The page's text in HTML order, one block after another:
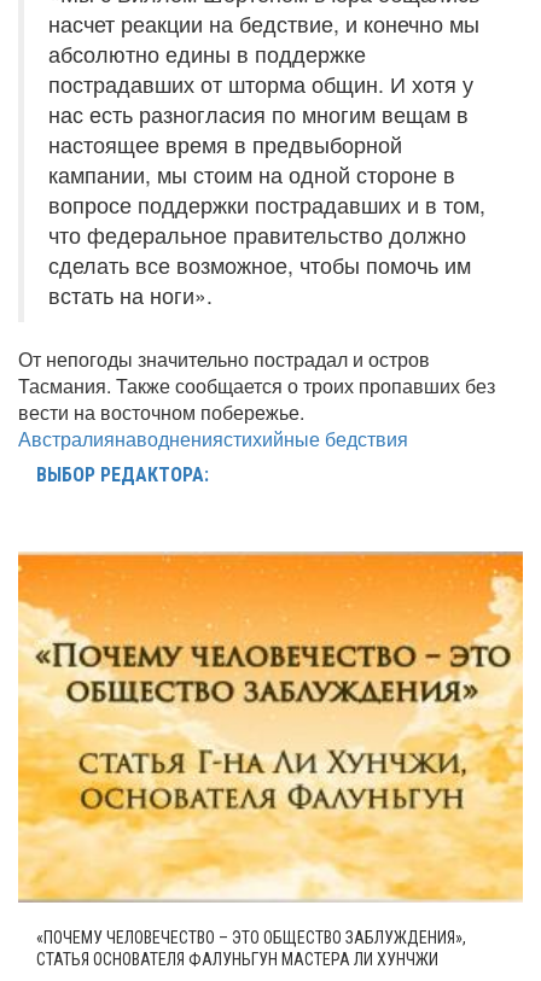
насчет реакции на бедствие, и конечно мы
абсолютно едины в поддержке
пострадавших от шторма общин. И хотя у
нас есть разногласия по многим вещам в
настоящее время в предвыборной
кампании, мы стоим на одной стороне в
вопросе поддержки пострадавших и в том,
что федеральное правительство должно
сделать все возможное, чтобы помочь им
встать на ноги».
От непогоды значительно пострадал и остров
Тасмания. Также сообщается о троих пропавших без
вести на восточном побережье.
Австралиянаводнениястихийные бедствия
ВЫБОР РЕДАКТОРА:
«ПОЧЕМУ ЧЕЛОВЕЧЕСТВО – ЭТО ОБЩЕСТВО ЗАБЛУЖДЕНИЯ»,
СТАТЬЯ ОСНОВАТЕЛЯ ФАЛУНЬГУН МАСТЕРА ЛИ ХУНЧЖИ